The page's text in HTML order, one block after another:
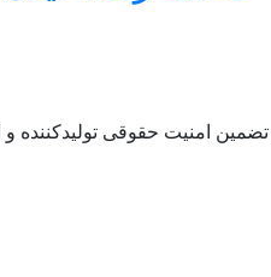
تضمین امنیت حقوقی تولیدکننده